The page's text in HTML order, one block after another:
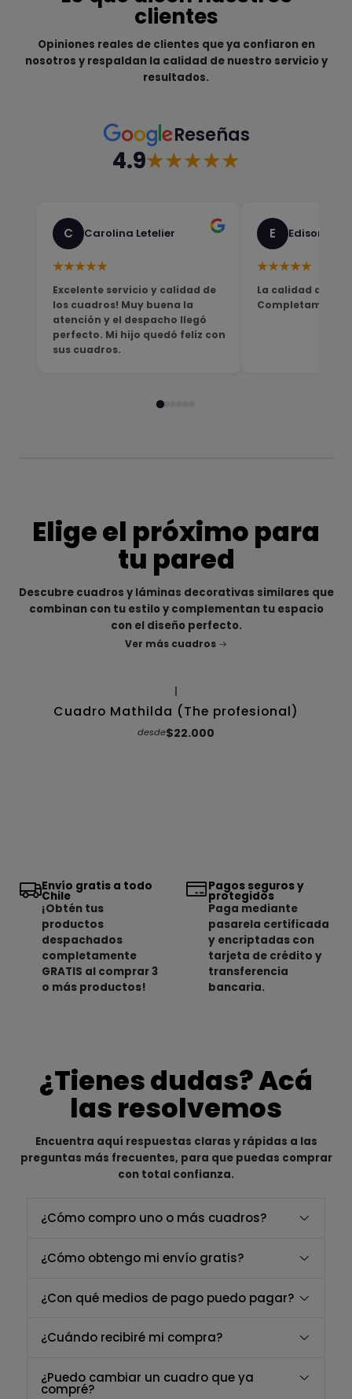
clientes
Opiniones reales de clientes que ya confiaron en
nosotros y respaldan la calidad de nuestro servicio y
resultados.
Reseñas
4.9★★★★★
C Carolina Letelier
★★★★★
Excelente servicio y calidad de
los cuadros! Muy buena la
atención y el despacho llegó
perfecto. Mi hijo quedó feliz con
sus cuadros.
E Edison
★★★★★
La calidad del
Completamente
Elige el próximo para
tu pared
Descubre cuadros y láminas decorativas similares que
combinan con tu estilo y complementan tu espacio
con el diseño perfecto.
Ver más cuadros
Cuadro Mathilda (The profesional)
desde$22.000
Envío gratis a todo
Chile
¡Obtén tus
productos
despachados
completamente
GRATIS al comprar 3
o más productos!
Pagos seguros y
protegidos
Paga mediante
pasarela certificada
y encriptadas con
tarjeta de crédito y
transferencia
bancaria.
¿Tienes dudas? Acá
las resolvemos
Encuentra aquí respuestas claras y rápidas a las
preguntas más frecuentes, para que puedas comprar
con total confianza.
¿Cómo compro uno o más cuadros?
¿Cómo obtengo mi envío gratis?
¿Con qué medios de pago puedo pagar?
¿Cuándo recibiré mi compra?
¿Puedo cambiar un cuadro que ya
compré?